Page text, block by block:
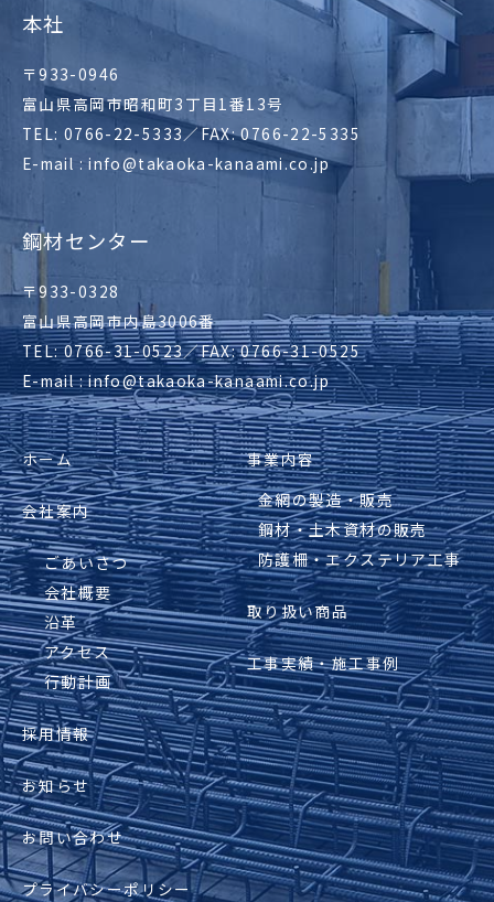
本社
〒933-0946
富山県高岡市昭和町3丁目1番13号
TEL: 0766-22-5333／FAX: 0766-22-5335
E-mail : info@takaoka-kanaami.co.jp
鋼材センター
〒933-0328
富山県高岡市内島3006番
TEL: 0766-31-0523／FAX: 0766-31-0525
E-mail : info@takaoka-kanaami.co.jp
ホーム
会社案内
ごあいさつ
会社概要
沿革
アクセス
行動計画
事業内容
金網の製造・販売
鋼材・土木資材の販売
防護柵・エクステリア工事
取り扱い商品
工事実績・施工事例
採用情報
お知らせ
お問い合わせ
プライバシーポリシー